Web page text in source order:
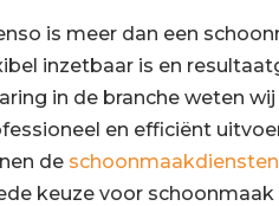
is meer dan een
inzetbaar is en
in de branche weten
en efficiënt
de schoonmaakdiensten
keuze voor